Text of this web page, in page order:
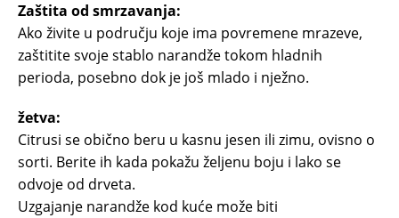
Zaštita od smrzavanja:
Ako živite u području koje ima povremene mrazeve,
zaštitite svoje stablo narandže tokom hladnih
perioda, posebno dok je još mlado i nježno.
žetva:
Citrusi se obično beru u kasnu jesen ili zimu, ovisno o
sorti. Berite ih kada pokažu željenu boju i lako se
odvoje od drveta.
Uzgajanje narandže kod kuće može biti